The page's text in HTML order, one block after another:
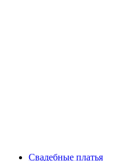
Свадебные платья